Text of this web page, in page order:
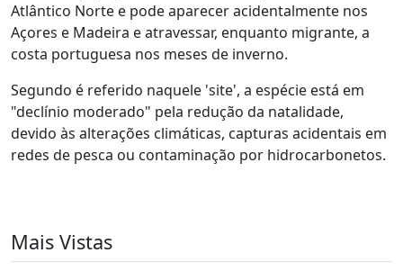
Atlântico Norte e pode aparecer acidentalmente nos
Açores e Madeira e atravessar, enquanto migrante, a
costa portuguesa nos meses de inverno.
Segundo é referido naquele 'site', a espécie está em
"declínio moderado" pela redução da natalidade,
devido às alterações climáticas, capturas acidentais em
redes de pesca ou contaminação por hidrocarbonetos.
Mais Vistas